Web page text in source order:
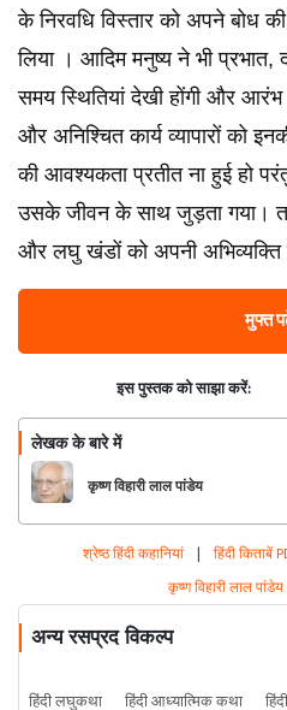
के निरवधि विस्तार को अपने बोध
लिया । आदिम मनुष्य ने भी प्रभात,
समय स्थितियां देखी होंगी और
और अनिश्चित कार्य व्यापारों को
की आवश्यकता प्रतीत ना हुई हो
उसके जीवन के साथ जुड़ता गया।
और लघु खंडों को अपनी अभिव्यक्ति
मुफ्त
इस पुस्तक को साझा करें:
लेखक के बारे में
कृष्ण विहारी लाल पांडेय
श्रेष्ठ हिंदी कहानियां | हिंदी किताबें
कृष्ण विहारी लाल
अन्य रसप्रद विकल्प
हिंदी लघुकथा हिंदी आध्यात्मिक कथा